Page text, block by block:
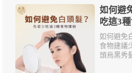
如何避
吃這3種
如何避免
食物建議
頭烏黑秀